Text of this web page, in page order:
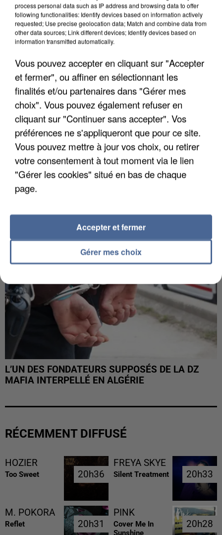
APRÈS TOUTES CES CANICULES, LES REFUGES
DE FAUNE SAUVAGE SONT...
L’UN DES FONDATEURS SUPPOSÉS DE LA DZ
MAFIA INTERPELLÉ EN ALGÉRIE
RÉCEMMENT DIFFUSÉ
HOZIER
Too Sweet 20h36
20h36
FREYA SKYE
Silent Treatment 20h33
20h33
M. POKORA
Reflet 20h31
20h31
PINK
Cover Me In
Sunshine
20h28
20h28
process personal data such as IP address and browsing data to offer
following functionalities: Identify devices based on information actively
requested; Use precise geolocation data; Match and combine data from
other data sources; Link different devices; Identify devices based on
information transmitted automatically.
Vous pouvez accepter en cliquant sur "Accepter
et fermer", ou affiner en sélectionnant les
finalités et/ou partenaires dans "Gérer mes
choix". Vous pouvez également refuser en
cliquant sur "Continuer sans accepter". Vos
préférences ne s'appliqueront que pour ce site.
Vous pouvez mettre à jour vos choix, ou retirer
votre consentement à tout moment via le lien
"Gérer les cookies" situé en bas de chaque
page.
Gérer mes choix
Accepter et fermer